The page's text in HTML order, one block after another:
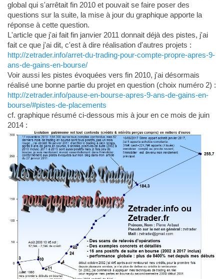
global qui s'arrêtait fin 2010 et pouvait se faire poser des
questions sur la suite, la mise à jour du graphique apporte la
réponse à cette question.
L'article que j'ai fait fin janvier 2011 donnait déjà des pistes, j'ai
fait ce que j'ai dit, c'est à dire réalisation d'autres projets :
http://zetrader.info/arret-du-trading-pour-compte-propre-apres-9-
ans-de-gains-en-bourse/
Voir aussi les pistes évoquées vers fin 2010, j'ai désormais
réalisé une bonne partie du projet en question (choix numéro 2) :
http://zetrader.info/pause-en-bourse-apres-9-ans-de-gains-en-
bourse/#pistes-de-placements
cf. graphique résumé ci-dessous mis à jour en ce mois de juin
2014 :